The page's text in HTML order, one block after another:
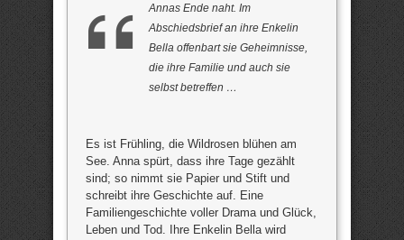
Annas Ende naht. Im
Abschiedsbrief an ihre Enkelin
Bella offenbart sie Geheimnisse,
die ihre Familie und auch sie
selbst betreffen …
Es ist Frühling, die Wildrosen blühen am
See. Anna spürt, dass ihre Tage gezählt
sind; so nimmt sie Papier und Stift und
schreibt ihre Geschichte auf. Eine
Familiengeschichte voller Drama und Glück,
Leben und Tod. Ihre Enkelin Bella wird